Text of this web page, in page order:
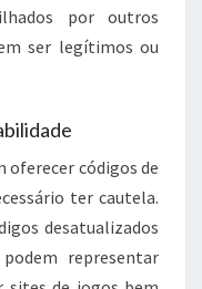
por outros
ser legítimos ou
oferecer códigos de
ter cautela.
desatualizados
representar